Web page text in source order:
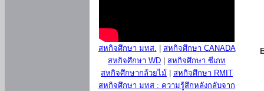
สหกิจศึกษา มทส.
สหกิจศึกษา CANADA
สหกิจศึกษา WD
สหกิจศึกษา ซีเกท
สหกิจศึกษากล้วยไม้
สหกิจศึกษา RMIT
สหกิจศึกษา มทส : ความรู้สึกหลังกลับจาก